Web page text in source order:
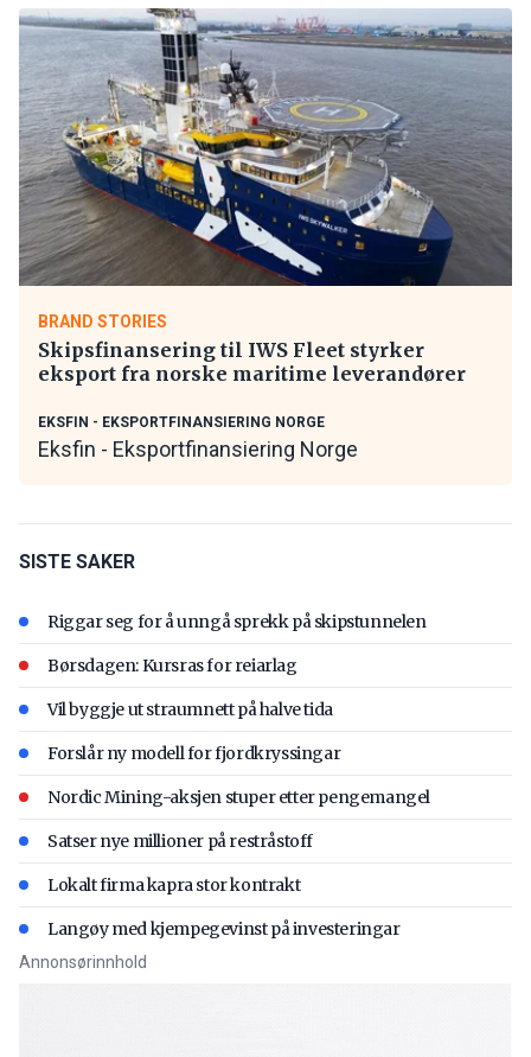
BRAND STORIES
Skipsfinansering til IWS Fleet styrker
eksport fra norske maritime leverandører
EKSFIN - EKSPORTFINANSIERING NORGE
Eksfin - Eksportfinansiering Norge
SISTE SAKER
Riggar seg for å unngå sprekk på skipstunnelen
Børsdagen: Kursras for reiarlag
Vil byggje ut straumnett på halve tida
Forslår ny modell for fjordkryssingar
Nordic Mining-aksjen stuper etter pengemangel
Satser nye millioner på restråstoff
Lokalt firma kapra stor kontrakt
Langøy med kjempegevinst på investeringar
Annonsørinnhold